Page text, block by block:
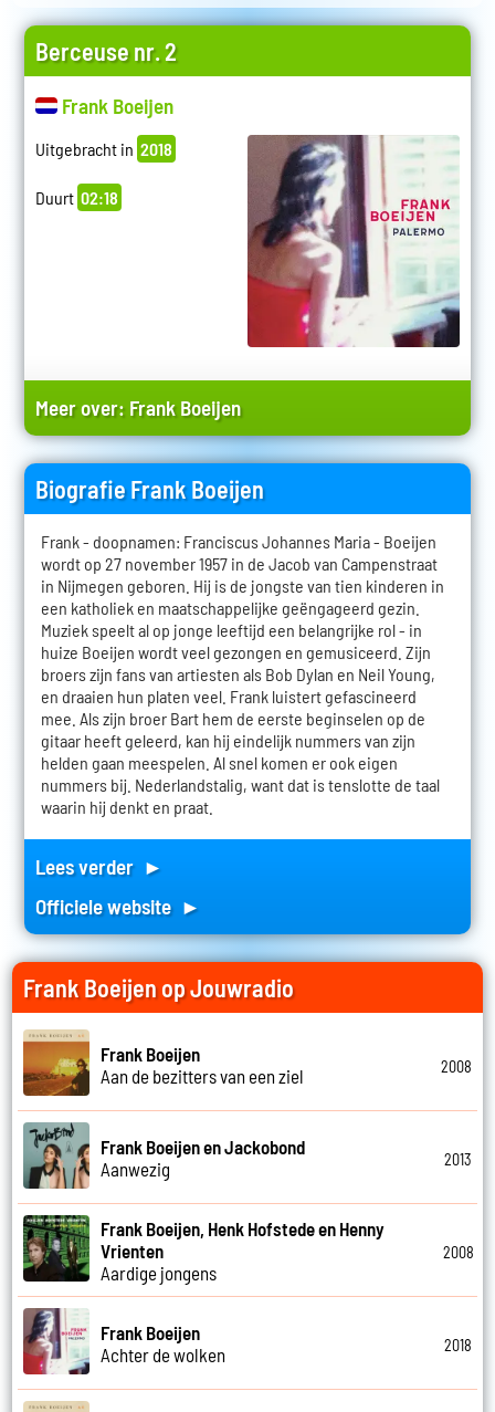
Berceuse nr. 2
Frank Boeijen
Uitgebracht in 2018
Duurt 02:18
Meer over: Frank Boeijen
Biografie Frank Boeijen
Frank - doopnamen: Franciscus Johannes Maria - Boeijen
wordt op 27 november 1957 in de Jacob van Campenstraat
in Nijmegen geboren. Hij is de jongste van tien kinderen in
een katholiek en maatschappelijke geëngageerd gezin.
Muziek speelt al op jonge leeftijd een belangrijke rol - in
huize Boeijen wordt veel gezongen en gemusiceerd. Zijn
broers zijn fans van artiesten als Bob Dylan en Neil Young,
en draaien hun platen veel. Frank luistert gefascineerd
mee. Als zijn broer Bart hem de eerste beginselen op de
gitaar heeft geleerd, kan hij eindelijk nummers van zijn
helden gaan meespelen. Al snel komen er ook eigen
nummers bij. Nederlandstalig, want dat is tenslotte de taal
waarin hij denkt en praat.
Lees verder ►
Officiele website ►
Frank Boeijen op Jouwradio
Frank Boeijen
Aan de bezitters van een ziel
2008
Frank Boeijen en Jackobond
Aanwezig
2013
Frank Boeijen, Henk Hofstede en Henny
Vrienten
Aardige jongens
2008
Frank Boeijen
Achter de wolken
2018